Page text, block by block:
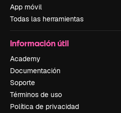
App móvil
Todas las herramientas
Información útil
Academy
Documentación
Soporte
Términos de uso
Política de privacidad